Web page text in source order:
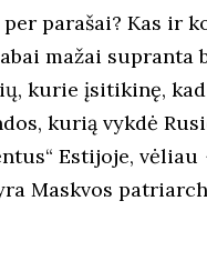
parašai? Kas ir
mažai supranta
kurie įsitikinę, kad
kurią vykdė
Estijoje, vėliau
Maskvos